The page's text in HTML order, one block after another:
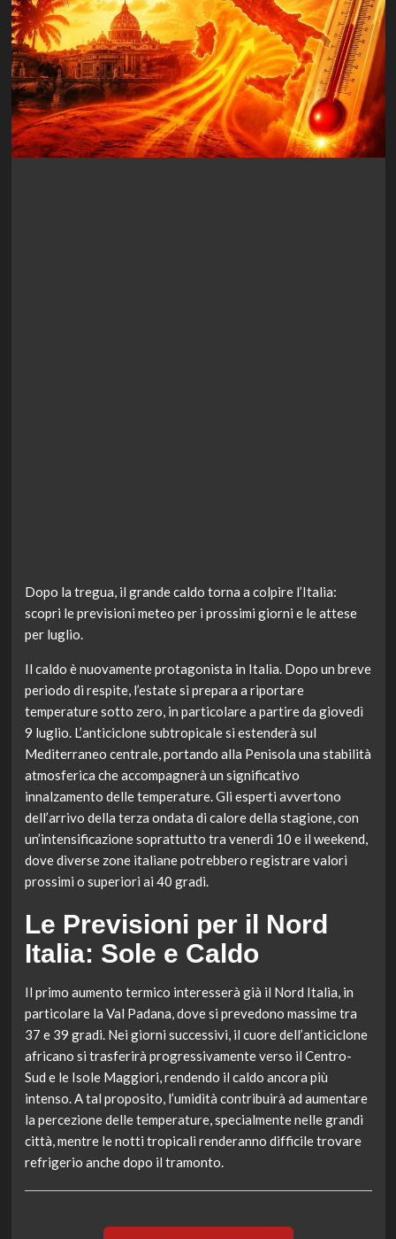
Dopo la tregua, il grande caldo torna a colpire l’Italia:
scopri le previsioni meteo per i prossimi giorni e le attese
per luglio.
Il caldo è nuovamente protagonista in Italia. Dopo un breve
periodo di respite, l’estate si prepara a riportare
temperature sotto zero, in particolare a partire da giovedì
9 luglio. L’anticiclone subtropicale si estenderà sul
Mediterraneo centrale, portando alla Penisola una stabilità
atmosferica che accompagnerà un significativo
innalzamento delle temperature. Gli esperti avvertono
dell’arrivo della terza ondata di calore della stagione, con
un’intensificazione soprattutto tra venerdì 10 e il weekend,
dove diverse zone italiane potrebbero registrare valori
prossimi o superiori ai 40 gradi.
Le Previsioni per il Nord
Italia: Sole e Caldo
Il primo aumento termico interesserà già il Nord Italia, in
particolare la Val Padana, dove si prevedono massime tra
37 e 39 gradi. Nei giorni successivi, il cuore dell’anticiclone
africano si trasferirà progressivamente verso il Centro-
Sud e le Isole Maggiori, rendendo il caldo ancora più
intenso. A tal proposito, l’umidità contribuirà ad aumentare
la percezione delle temperature, specialmente nelle grandi
città, mentre le notti tropicali renderanno difficile trovare
refrigerio anche dopo il tramonto.